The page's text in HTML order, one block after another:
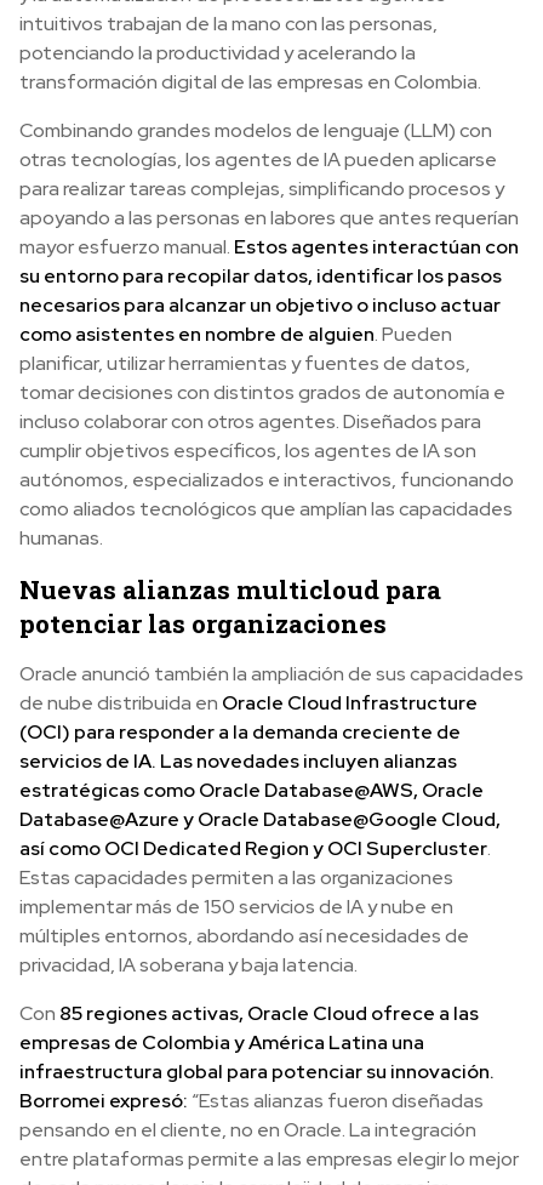
intuitivos trabajan de la mano con las personas,
potenciando la productividad y acelerando la
transformación digital de las empresas en Colombia.
Combinando grandes modelos de lenguaje (LLM) con
otras tecnologías, los agentes de IA pueden aplicarse
para realizar tareas complejas, simplificando procesos y
apoyando a las personas en labores que antes requerían
mayor esfuerzo manual. Estos agentes interactúan con
su entorno para recopilar datos, identificar los pasos
necesarios para alcanzar un objetivo o incluso actuar
como asistentes en nombre de alguien. Pueden
planificar, utilizar herramientas y fuentes de datos,
tomar decisiones con distintos grados de autonomía e
incluso colaborar con otros agentes. Diseñados para
cumplir objetivos específicos, los agentes de IA son
autónomos, especializados e interactivos, funcionando
como aliados tecnológicos que amplían las capacidades
humanas.
Nuevas alianzas multicloud para
potenciar las organizaciones
Oracle anunció también la ampliación de sus capacidades
de nube distribuida en Oracle Cloud Infrastructure
(OCI) para responder a la demanda creciente de
servicios de IA. Las novedades incluyen alianzas
estratégicas como Oracle Database@AWS, Oracle
Database@Azure y Oracle Database@Google Cloud,
así como OCI Dedicated Region y OCI Supercluster.
Estas capacidades permiten a las organizaciones
implementar más de 150 servicios de IA y nube en
múltiples entornos, abordando así necesidades de
privacidad, IA soberana y baja latencia.
Con 85 regiones activas, Oracle Cloud ofrece a las
empresas de Colombia y América Latina una
infraestructura global para potenciar su innovación.
Borromei expresó: “Estas alianzas fueron diseñadas
pensando en el cliente, no en Oracle. La integración
entre plataformas permite a las empresas elegir lo mejor